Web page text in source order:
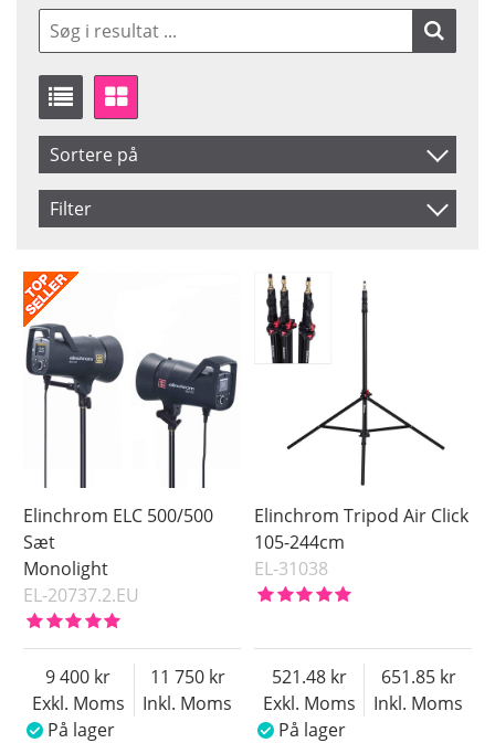
Sortere på
Produkt Nr.
Inkl. Moms
Filter
Pris
På lager
Elinchrom ELC 500/500
Sæt
Monolight
EL-20737.2.EU
Exkl. Moms
9 400
Inkl. Moms
11 750
På lager
Elinchrom Tripod Air Click
105-244cm
EL-31038
Exkl. Moms
521.48
Inkl. Moms
651.85
På lager